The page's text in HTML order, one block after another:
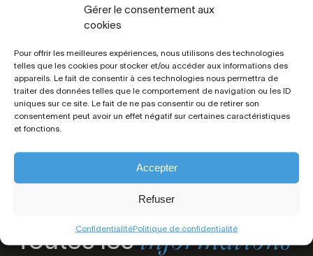
Gérer le consentement aux
cookies
Pour offrir les meilleures expériences, nous utilisons des technologies
telles que les cookies pour stocker et/ou accéder aux informations des
appareils. Le fait de consentir à ces technologies nous permettra de
traiter des données telles que le comportement de navigation ou les ID
uniques sur ce site. Le fait de ne pas consentir ou de retirer son
consentement peut avoir un effet négatif sur certaines caractéristiques
et fonctions.
Accepter
Refuser
ConfidentialitéPolitique de confidentialité
quentin.terredimmo@gmail.com
Autres biens du même secteur
Toutes lesinformations